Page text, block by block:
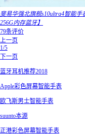
斐易华强北旗舰s10ultra4智能
256G内存蓝牙】
79条评价
上一页
1/5
下一页
蓝牙耳机推荐2018
Apple彩色屏幕智能手表
欧飞斯男士智能手表
suunto本源
正港彩色屏幕智能手表